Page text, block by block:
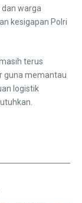
warga
kesigapan Polri
terus
guna memantau
logistik